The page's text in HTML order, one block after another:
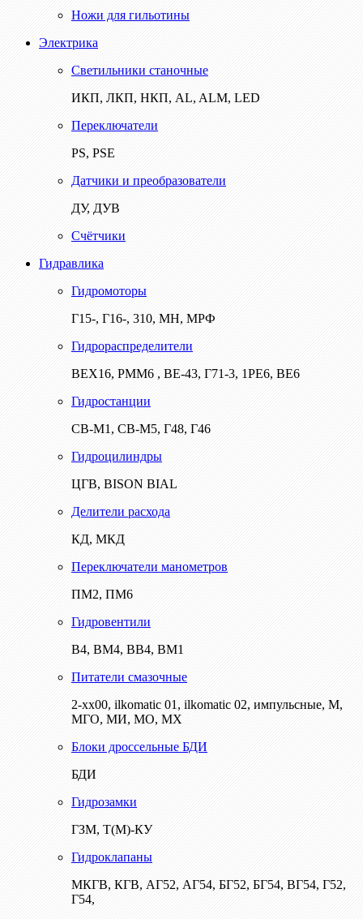
Ножи для гильотины
Электрика
Светильники станочные
ИКП, ЛКП, НКП, AL, ALM, LED
Переключатели
PS, PSE
Датчики и преобразователи
ДУ, ДУВ
Счётчики
Гидравлика
Гидромоторы
Г15-, Г16-, 310, МН, МРФ
Гидрораспределители
ВЕХ16, РММ6 , ВЕ-43, Г71-3, 1РЕ6, ВЕ6
Гидростанции
СВ-М1, СВ-М5, Г48, Г46
Гидроцилиндры
ЦГВ, BISON BIAL
Делители расхода
КД, МКД
Переключатели манометров
ПМ2, ПМ6
Гидровентили
В4, ВМ4, ВВ4, ВМ1
Питатели смазочные
2-хх00, ilkomatic 01, ilkomatic 02, импульсные, М,
МГО, МИ, МО, МХ
Блоки дроссельные БДИ
БДИ
Гидрозамки
ГЗМ, Т(М)-КУ
Гидроклапаны
МКГВ, КГВ, АГ52, АГ54, БГ52, БГ54, ВГ54, Г52,
Г54,